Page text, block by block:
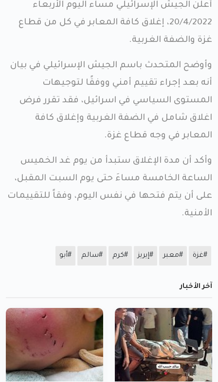
أعلن الجيش الإسرائيلي مساء اليوم الأربعاء
20/4/2022، إغلاق كافة المعابر في كل من قطاع
غزة والضفة الغربية.
وأوضح المتحدث باسم الجيش الإسرائيلي في بيان
أنه بعد إجراء تقييم أمني ووفقًا لتوجيهات
المستوى السياسي في اسرائيل، فقد تقرر فرض
اغلاق شامل في الضفة الغربية وإغلاق كافة
المعابر في وجه قطاع غزة.
وأكد أن مدة الإغلاق ستبدأ من يوم غد الخميس
الساعة الخامسة مساءَ حتى يوم السبت المقبل،
على أن يتم فتحها في نفس اليوم، وفقاً للتقييمات
الأمنية.
#غزة #معبر #إيريز #كرم #سالم #أبو
آخر الأخبار